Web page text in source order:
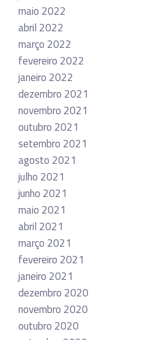
maio 2022
abril 2022
março 2022
fevereiro 2022
janeiro 2022
dezembro 2021
novembro 2021
outubro 2021
setembro 2021
agosto 2021
julho 2021
junho 2021
maio 2021
abril 2021
março 2021
fevereiro 2021
janeiro 2021
dezembro 2020
novembro 2020
outubro 2020